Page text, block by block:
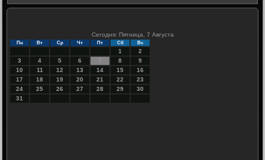
Сегодня: Пятница, 7 Августа
Пн Вт Ср Чт Пт Сб Вс
1
2
3
4 5 6 7 8
9
10
11 12 13 14 15
16
17
18 19 20 21 22
23
24
25 26 27 28 29
30
31